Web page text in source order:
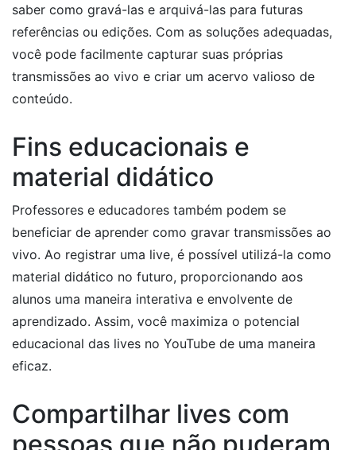
saber como gravá-las e arquivá-las para futuras
referências ou edições. Com as soluções adequadas,
você pode facilmente capturar suas próprias
transmissões ao vivo e criar um acervo valioso de
conteúdo.
Fins educacionais e
material didático
Professores e educadores também podem se
beneficiar de aprender como gravar transmissões ao
vivo. Ao registrar uma live, é possível utilizá-la como
material didático no futuro, proporcionando aos
alunos uma maneira interativa e envolvente de
aprendizado. Assim, você maximiza o potencial
educacional das lives no YouTube de uma maneira
eficaz.
Compartilhar lives com
pessoas que não puderam